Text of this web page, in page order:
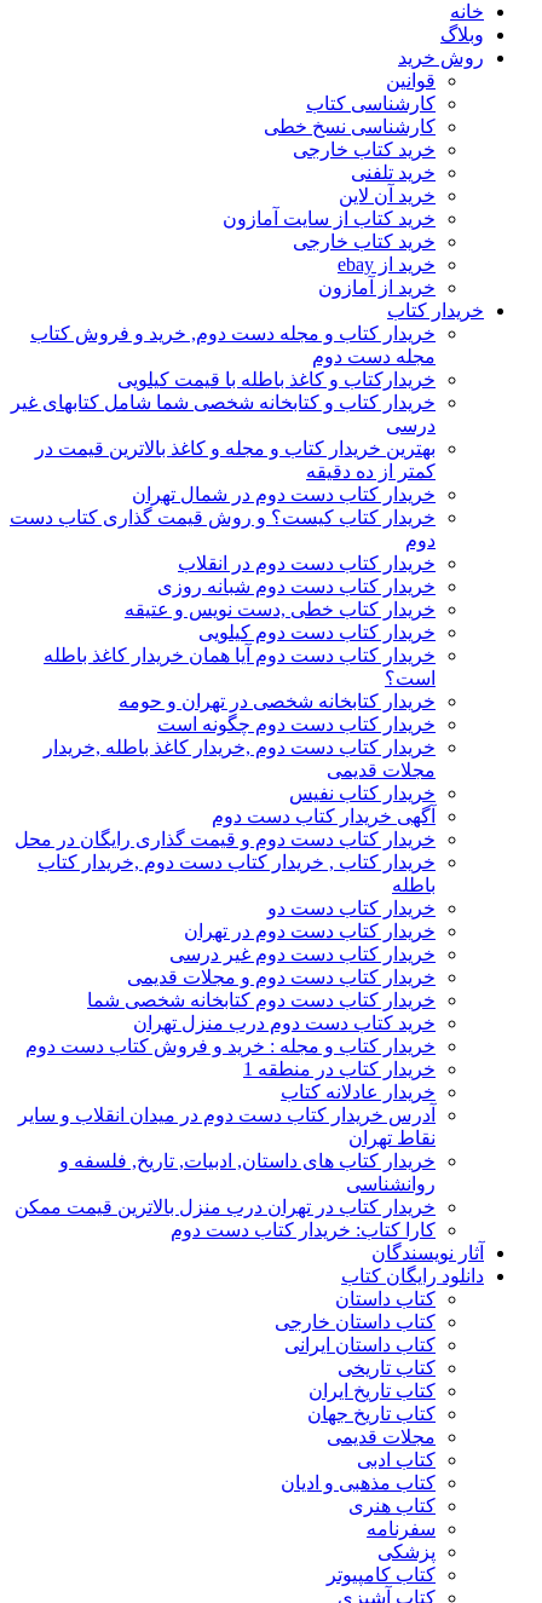
خانه
وبلاگ
روش خرید
قوانین
کارشناسی کتاب
کارشناسی نسخ خطی
خرید کتاب خارجی
خرید تلفنی
خرید آن لاین
خرید کتاب از سایت آمازون
خرید کتاب خارجی
خرید از ebay
خرید از آمازون
خریدار کتاب
خریدار کتاب و مجله دست دوم, خرید و فروش کتاب
مجله دست دوم
خریدارکتاب و کاغذ باطله با قیمت کیلویی
خریدار کتاب و کتابخانه شخصی شما شامل کتابهای غیر
درسی
بهترین خریدار کتاب و مجله و کاغذ بالاترین قیمت در
کمتر از ده دقیقه
خریدار کتاب دست دوم در شمال تهران
خریدار کتاب کیست؟ و روش قیمت گذاری کتاب دست
دوم
خریدار کتاب دست دوم در انقلاب
خریدار کتاب دست دوم شبانه روزی
خریدار کتاب خطی ,دست نویس و عتیقه
خریدار کتاب دست دوم کیلویی
خریدار کتاب دست دوم آیا همان خریدار کاغذ باطله
است؟
خریدار کتابخانه شخصی در تهران و حومه
خریدار کتاب دست دوم چگونه است
خریدار کتاب دست دوم ,خریدار کاغذ باطله ,خریدار
مجلات قدیمی
خریدار کتاب نفیس
آگهی خریدار کتاب دست دوم
خریدار کتاب دست دوم و قیمت گذاری رایگان در محل
خریدار کتاب , خریدار کتاب دست دوم ,خریدار کتاب
باطله
خریدار کتاب دست دو
خریدار کتاب دست دوم در تهران
خریدار کتاب دست دوم غیر درسی
خریدار کتاب دست دوم و مجلات قدیمی
خریدار کتاب دست دوم کتابخانه شخصی شما
خرید کتاب دست دوم درب منزل تهران
خریدار کتاب و مجله : خرید و فروش کتاب دست دوم
خریدار کتاب در منطقه 1
خریدار عادلانه کتاب
آدرس خریدار کتاب دست دوم در میدان انقلاب و سایر
نقاط تهران
خریدار کتاب های داستان, ادبیات, تاریخ, فلسفه و
روانشناسی
خریدار کتاب در تهران درب منزل بالاترین قیمت ممکن
کارا کتاب: خریدار کتاب دست دوم
آثار نویسندگان
دانلود رایگان کتاب
کتاب داستان
کتاب داستان خارجی
کتاب داستان ایرانی
کتاب تاریخی
کتاب تاریخ ایران
کتاب تاریخ جهان
مجلات قدیمی
کتاب ادبی
کتاب مذهبی و ادیان
کتاب هنری
سفرنامه
پزشکی
کتاب کامپیوتر
کتاب آشپزی